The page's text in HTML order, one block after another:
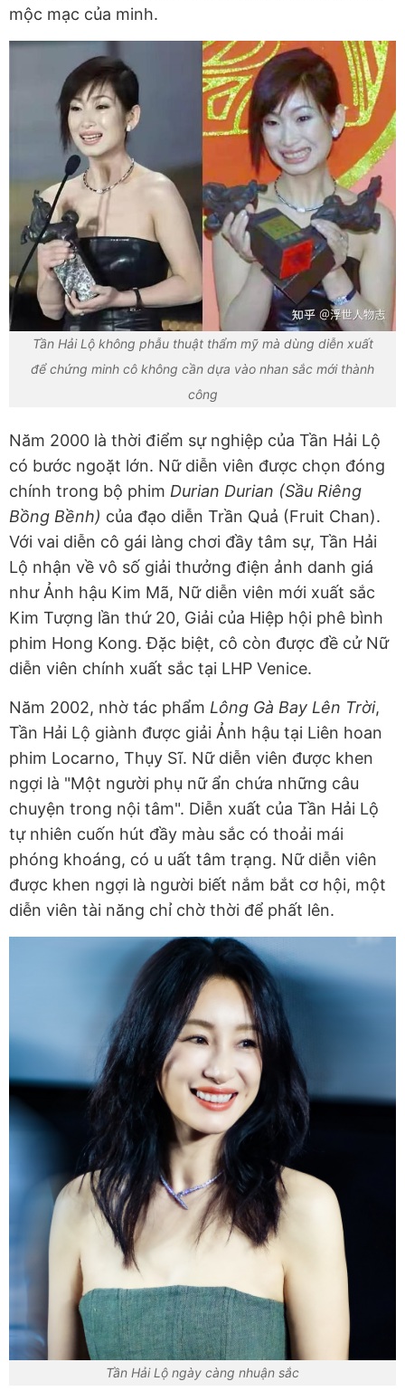
mộc mạc của minh.
Tần Hải Lộ không phẫu thuật thẩm mỹ mà dùng diễn xuất
để chứng minh cô không cần dựa vào nhan sắc mới thành
công
Năm 2000 là thời điểm sự nghiệp của Tần Hải Lộ
có bước ngoặt lớn. Nữ diễn viên được chọn đóng
chính trong bộ phim Durian Durian (Sầu Riêng
Bồng Bềnh) của đạo diễn Trần Quả (Fruit Chan).
Với vai diễn cô gái làng chơi đầy tâm sự, Tần Hải
Lộ nhận về vô số giải thưởng điện ảnh danh giá
như Ảnh hậu Kim Mã, Nữ diễn viên mới xuất sắc
Kim Tượng lần thứ 20, Giải của Hiệp hội phê bình
phim Hong Kong. Đặc biệt, cô còn được đề cử Nữ
diễn viên chính xuất sắc tại LHP Venice.
Năm 2002, nhờ tác phẩm Lông Gà Bay Lên Trời,
Tần Hải Lộ giành được giải Ảnh hậu tại Liên hoan
phim Locarno, Thụy Sĩ. Nữ diễn viên được khen
ngợi là "Một người phụ nữ ẩn chứa những câu
chuyện trong nội tâm". Diễn xuất của Tần Hải Lộ
tự nhiên cuốn hút đầy màu sắc có thoải mái
phóng khoáng, có u uất tâm trạng. Nữ diễn viên
được khen ngợi là người biết nắm bắt cơ hội, một
diễn viên tài năng chỉ chờ thời để phất lên.
Tần Hải Lộ ngày càng nhuận sắc